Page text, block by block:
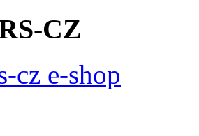
CZ
cz e-shop